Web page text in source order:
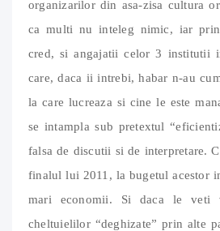
organizarilor din asa-zisa cultura
ca multi nu inteleg nimic, iar
cred, si angajatii celor 3 institutii
care, daca ii intrebi, habar n-au
la care lucreaza si cine le este
se intampla sub pretextul
falsa de discutii si de interpretare.
finalul lui 2011, la bugetul acestor
mari economii. Si daca le veti
cheltuielilor “deghizate” prin alte